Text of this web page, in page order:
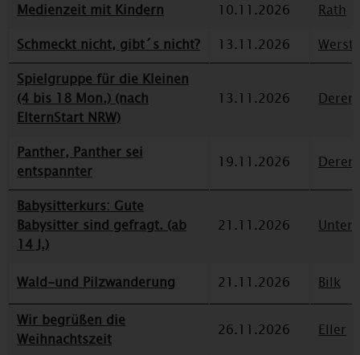
Medienzeit mit Kindern 10.11.2026
Rath
Schmeckt nicht, gibt´s nicht?
13.11.2026
Spielgruppe für die Kleinen
(4 bis 18 Mon.) (nach
ElternStart NRW)
13.11.2026
Panther, Panther sei
entspannter
19.11.2026
Babysitterkurs: Gute
Babysitter sind gefragt. (ab
14 J.)
21.11.2026
Wald-und Pilzwanderung 21.11.2026
Bilk
Wir begrüßen die
Weihnachtszeit
26.11.2026 Eller